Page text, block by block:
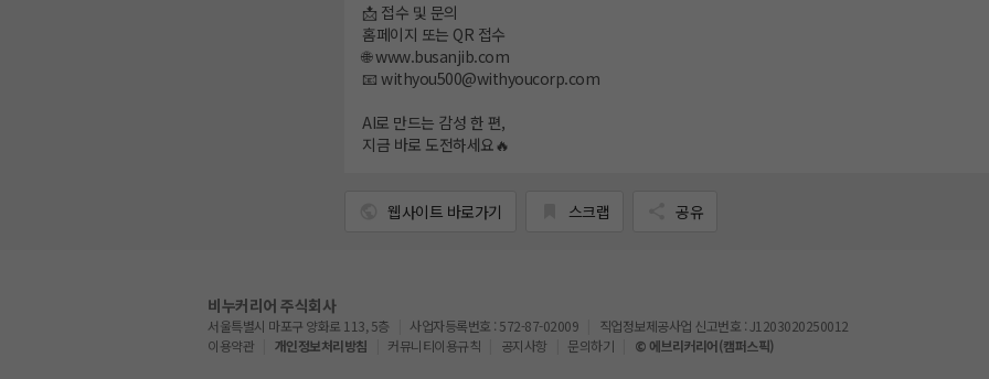
📩 접수 및 문의
홈페이지 또는 QR 접수
🌐 www.busanjib.com
📧 withyou500@withyoucorp.com
AI로 만드는 감성 한 편,
지금 바로 도전하세요🔥
웹사이트 바로가기 스크랩 공유
비누커리어 주식회사
서울특별시 마포구 양화로 113, 5층 사업자등록번호 : 572-87-02009
직업정보제공사업 신고번호 : J1203020250012
이용약관
개인정보처리방침 커뮤니티이용규칙 공지사항 문의하기 © 에브리커리어(캠퍼스픽)